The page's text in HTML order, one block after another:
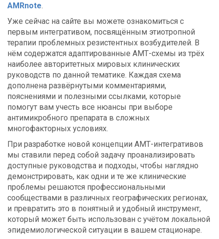
AMRnote.
Уже сейчас на сайте вы можете ознакомиться с
первым интегративом, посвящённым этиотропной
терапии проблемных резистентных возбудителей. В
нём содержатся адаптированные АМТ-схемы из трёх
наиболее авторитетных мировых клинических
руководств по данной тематике. Каждая схема
дополнена развёрнутыми комментариями,
пояснениями и полезными ссылками, которые
помогут вам учесть все нюансы при выборе
антимикробного препарата в сложных
многофакторных условиях.
При разработке новой концепции АМТ-интегративов
мы ставили перед собой задачу проанализировать
доступные руководства и подходы, чтобы наглядно
демонстрировать, как одни и те же клинические
проблемы решаются профессиональными
сообществами в различных географических регионах,
и превратить это в понятный и удобный инструмент,
который может быть использован с учётом локальной
эпидемиологической ситуации в вашем стационаре.